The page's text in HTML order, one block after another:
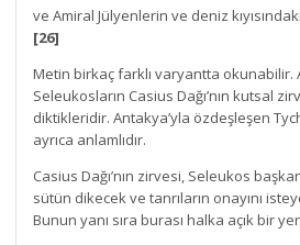
ve Amiral Jülyenlerin ve deniz
[26]
Metin birkaç farklı varyantta okunabilir.
Seleukosların Casius Dağı’nın kutsal
diktikleridir. Antakya’yla özdeşleşen
ayrıca anlamlıdır.
Casius Dağı’nın zirvesi, Seleukos
sütün dikecek ve tanrıların onayını
Bunun yanı sıra burası halka açık bir